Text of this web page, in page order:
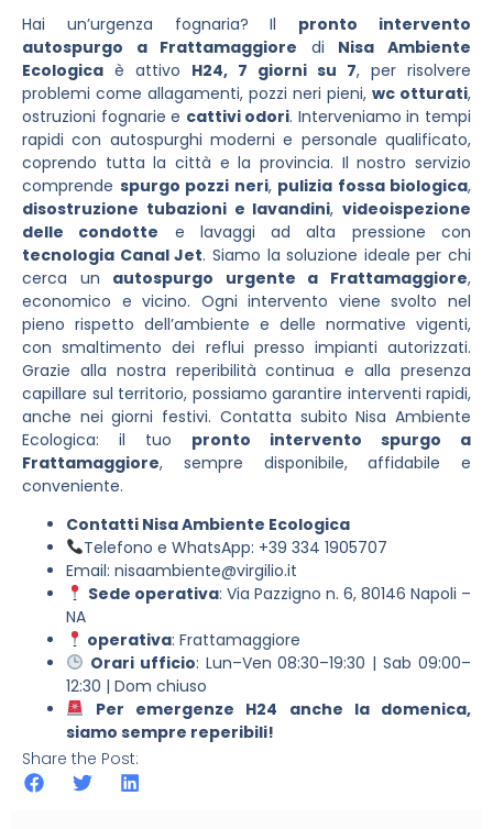
Hai un’urgenza fognaria? Il pronto intervento
autospurgo a Frattamaggiore di Nisa Ambiente
Ecologica è attivo H24, 7 giorni su 7, per risolvere
problemi come allagamenti, pozzi neri pieni, wc otturati,
ostruzioni fognarie e cattivi odori. Interveniamo in tempi
rapidi con autospurghi moderni e personale qualificato,
coprendo tutta la città e la provincia. Il nostro servizio
comprende spurgo pozzi neri, pulizia fossa biologica,
disostruzione tubazioni e lavandini, videoispezione
delle condotte e lavaggi ad alta pressione con
tecnologia Canal Jet. Siamo la soluzione ideale per chi
cerca un autospurgo urgente a Frattamaggiore,
economico e vicino. Ogni intervento viene svolto nel
pieno rispetto dell’ambiente e delle normative vigenti,
con smaltimento dei reflui presso impianti autorizzati.
Grazie alla nostra reperibilità continua e alla presenza
capillare sul territorio, possiamo garantire interventi rapidi,
anche nei giorni festivi. Contatta subito Nisa Ambiente
Ecologica: il tuo pronto intervento spurgo a
Frattamaggiore, sempre disponibile, affidabile e
conveniente.
Contatti Nisa Ambiente Ecologica
Telefono e WhatsApp: +39 334 1905707
Email: nisaambiente@virgilio.it
Sede operativa: Via Pazzigno n. 6, 80146 Napoli –
NA
operativa: Frattamaggiore
Orari ufficio: Lun–Ven 08:30–19:30 | Sab 09:00–
12:30 | Dom chiuso
Per emergenze H24 anche la domenica,
siamo sempre reperibili!
Share the Post: